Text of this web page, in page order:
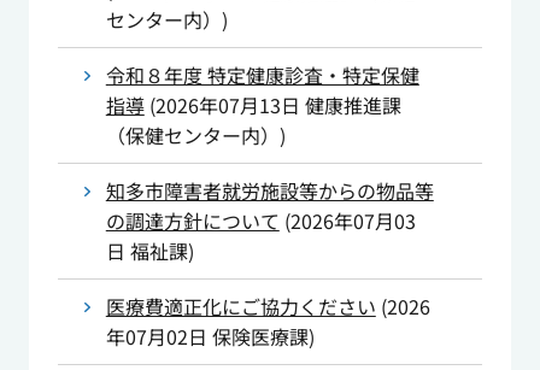
センター内） )
令和８年度 特定健康診査・特定保健
指導(2026年07月13日 健康推進課
（保健センター内） )
知多市障害者就労施設等からの物品等
の調達方針について (2026年07月03
日 福祉課)
医療費適正化にご協力ください (2026
年07月02日 保険医療課)